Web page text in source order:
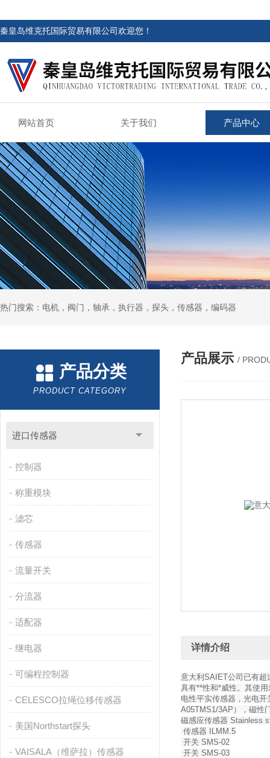
秦皇岛维克托国际贸易有限公司欢迎您！
网站首页 关于我们 产品中心
热门搜索：电机，阀门，轴承，执行器，探头，传感器，编码器
产品分类
PRODUCT CATEGORY
进口传感器
控制器
称重模块
滤芯
传感器
流量开关
分流器
适配器
继电器
可编程控制器
CELESCO拉绳位移传感器
美国Northstart探头
VAISALA（维萨拉）传感器
产品展示 /
详情介绍
意大利SAIET公司已有超
具有**性和*威性。其使
电性平实传感器，光电
A05TMS1/3AP），磁性
磁感应传感器 Stainless
传感器 ILMM.5
开关 SMS-02
开关 SMS-03